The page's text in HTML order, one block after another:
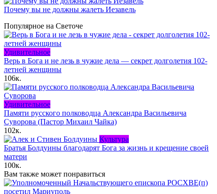
Почему вы не должны жалеть Иезавель
Популярное на Светоче
Удивительное
Верь в Бога и не лезь в чужие дела — секрет долголетия 102-
летней женщины
106к.
Удивительное
Памяти русского полководца Александра Васильевича
Суворова (Пастор Михаил Чайка)
102к.
Культура
Братья Болдуины благодарят Бога за жизнь и крещение своей
матери
100к.
Вам также может понравиться